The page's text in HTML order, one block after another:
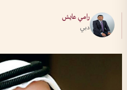
رامي عايش
دبي